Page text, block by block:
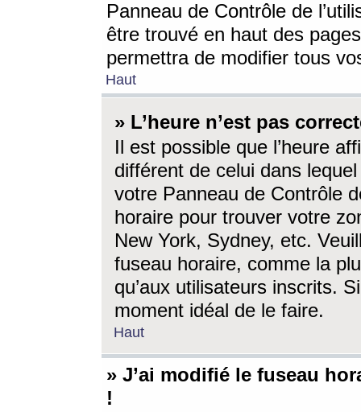
Panneau de Contrôle de
être trouvé en haut des
permettra de modifier tous
Haut
» L’heure n’est pas
Il est possible que l’heure
différent de celui dans
votre Panneau de Contrôle
horaire pour trouver votre
New York, Sydney, etc.
fuseau horaire, comme la
qu’aux utilisateurs inscrits.
moment idéal de le faire.
Haut
» J’ai modifié le fuseau
!